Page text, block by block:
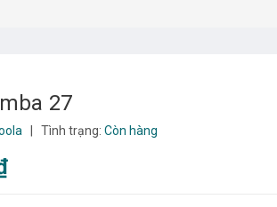
27
Tình trạng: Còn hàng